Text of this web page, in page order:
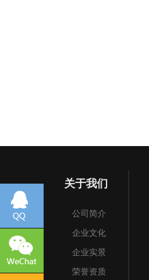
关于我们
公司简介
企业文化
企业实景
荣誉资质